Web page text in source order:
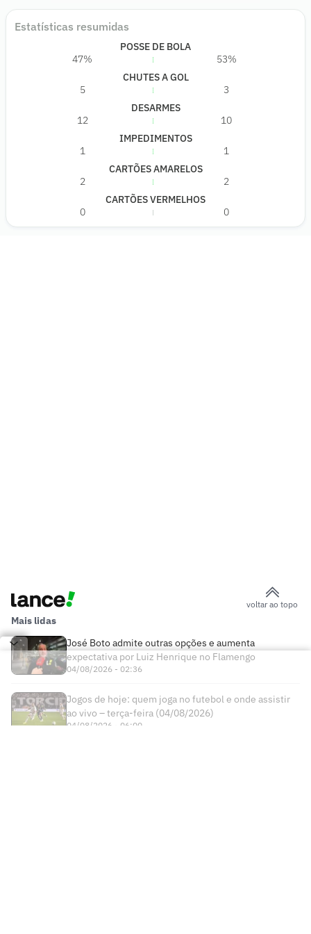
Estatísticas resumidas
POSSE DE BOLA
47%
53%
CHUTES A GOL
5
3
DESARMES
12
10
IMPEDIMENTOS
1
1
CARTÕES AMARELOS
2
2
CARTÕES VERMELHOS
0
0
voltar ao topo
Mais lidas
José Boto admite outras opções e aumenta
expectativa por Luiz Henrique no Flamengo
04/08/2026 - 02:36
Jogos de hoje: quem joga no futebol e onde assistir
ao vivo – terça-feira (04/08/2026)
04/08/2026 - 06:00